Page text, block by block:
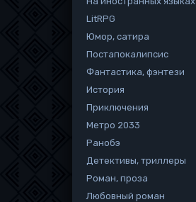
LitRPG
Юмор, сатира
Постапокалипсис
Фантастика, фэнтези
История
Приключения
Метро 2033
Ранобэ
Детективы, триллеры
Роман, проза
Любовный роман